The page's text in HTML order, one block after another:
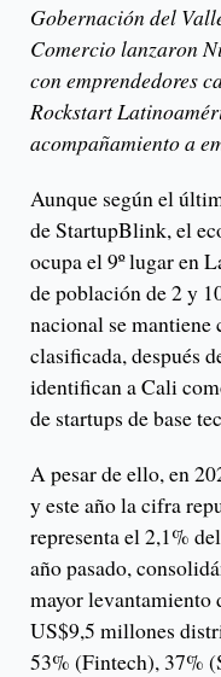
Gobernación del
Comercio lanzaron
con emprendedores
Rockstart
acompañamiento a
Aunque según el
de StartupBlink, el
ocupa el 9º lugar en
de población de 2 y
nacional se
clasificada, después
identifican a Cali
de startups de base
A pesar de ello, en
y este año la cifra
representa el 2,1%
año pasado,
mayor levantamiento
US$9,5 millones
53% (Fintech), 37%